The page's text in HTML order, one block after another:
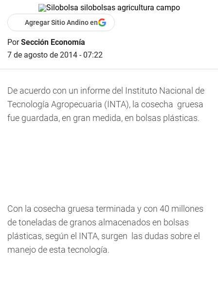
Agregar Sitio Andino en
PorSección Economía
7 de agosto de 2014 - 07:22
De acuerdo con un informe del Instituto Nacional de
Tecnología Agropecuaria (INTA), la cosecha gruesa
fue guardada, en gran medida, en bolsas plásticas.
Con la cosecha gruesa terminada y con 40 millones
de toneladas de granos almacenados en bolsas
plásticas, según el INTA, surgen las dudas sobre el
manejo de esta tecnología.